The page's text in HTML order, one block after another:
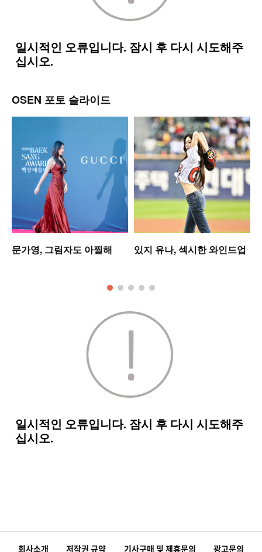
OSEN 포토 슬라이드
문가영, 그림자도 아찔해 있지 유나, 섹시한 와인드업
회사소개 저작권 규약 기사구매 및 제휴문의 광고문의